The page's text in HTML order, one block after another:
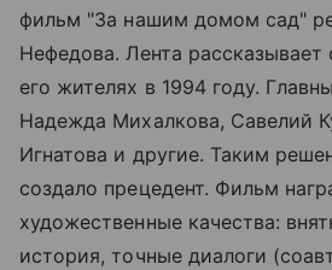
фильм "За нашим домом сад"
Нефедова. Лента
его жителях в 1994 году.
Надежда Михалкова, Савелий
Игнатова и другие. Таким
создало прецедент. Фильм
художественные качества:
история, точные диалоги